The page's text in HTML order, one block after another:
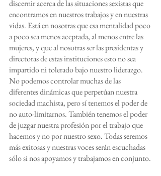
discernir acerca de las situaciones sexistas que
encontramos en nuestros trabajos y en nuestras
vidas. Está en nosotras que esa mentalidad poco
a poco sea menos aceptada, al menos entre las
mujeres, y que al nosotras ser las presidentas y
directoras de estas instituciones esto no sea
impartido ni tolerado bajo nuestro liderazgo.
No podemos controlar muchas de las
diferentes dinámicas que perpetúan nuestra
sociedad machista, pero sí tenemos el poder de
no auto-limitarnos. También tenemos el poder
de juzgar nuestra profesión por el trabajo que
hacemos y no por nuestro sexo. Todas seremos
más exitosas y nuestras voces serán escuchadas
sólo si nos apoyamos y trabajamos en conjunto.